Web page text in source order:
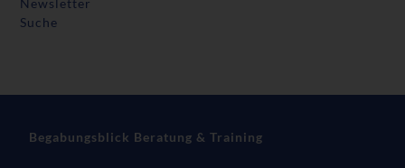
Newsletter
Suche
Begabungsblick Beratung & Training